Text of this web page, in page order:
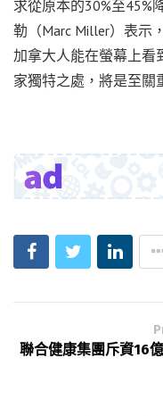
求從原本的30%至45%
勒（Marc Miller）表示
加拿大人能在螢幕上看
家獨特之處，將是至關
聯合健康集團斥資16